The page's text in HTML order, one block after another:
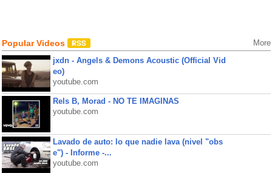
Popular Videos More
jxdn - Angels & Demons Acoustic (Official Vid
eo)
youtube.com
Rels B, Morad - NO TE IMAGINAS
youtube.com
Lavado de auto: lo que nadie lava (nivel "obs
e") - Informe -...
youtube.com